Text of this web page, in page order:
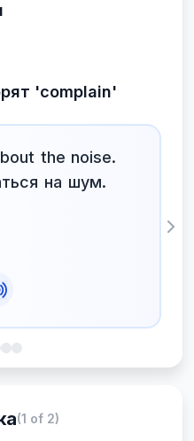
'complain'
the noise.
на шум.
(1 of 2)